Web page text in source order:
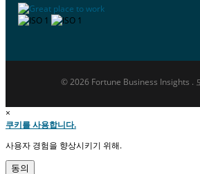
© 2026 Fortune Business Insights .
×
쿠키를 사용합니다.
사용자 경험을 향상시키기 위해.
동의